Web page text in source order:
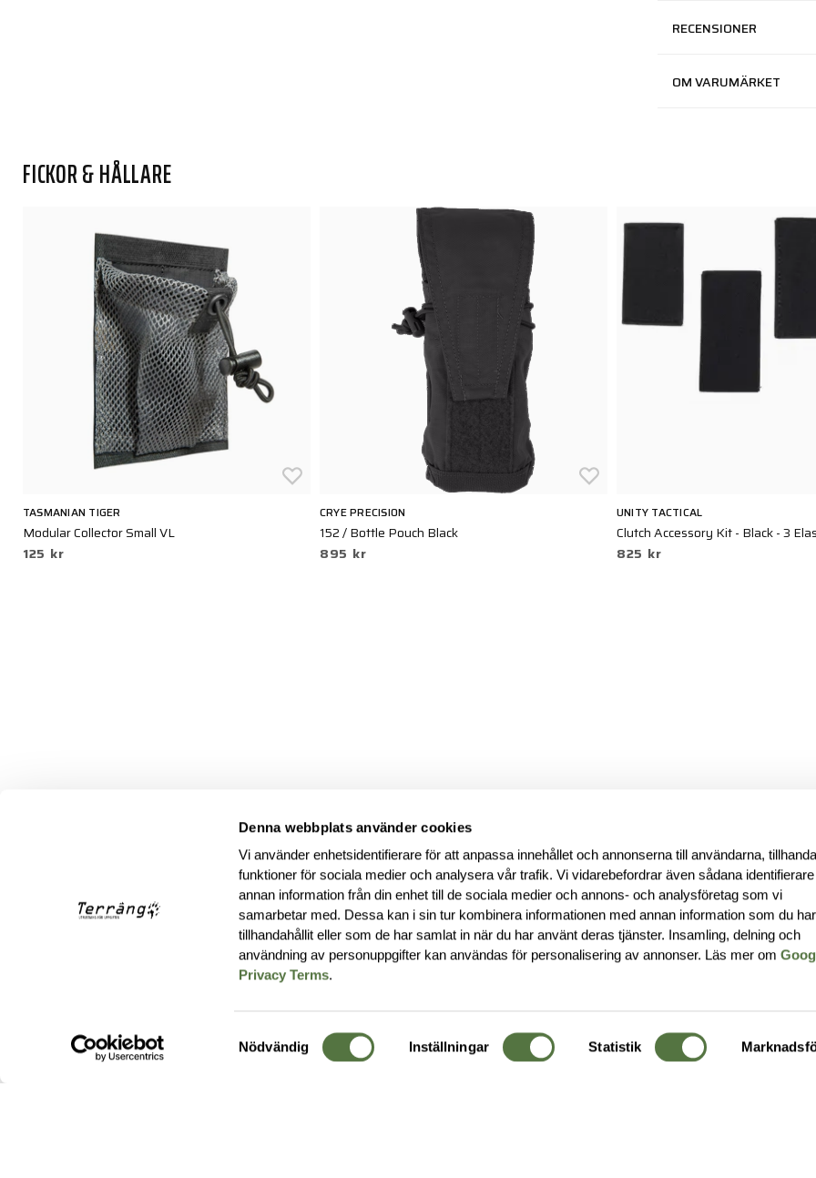
Denna webbplats använder cookies
Vi använder enhetsidentifierare för att anpassa innehållet och annonserna till användarna,
funktioner för sociala medier och analysera vår trafik. Vi vidarebefordrar även sådana
annan information från din enhet till de sociala medier och annons- och analysföretag som vi
samarbetar med. Dessa kan i sin tur kombinera informationen med annan information som du har
tillhandahållit eller som de har samlat in när du har använt deras tjänster. Insamling, delning och
användning av personuppgifter kan användas för personalisering av annonser. Läs mer om
Privacy Terms.
Samtyckesval
Nödvändig Inställningar Statistik
RECENSIONER
OM VARUMÄRKET
FICKOR & HÅLLARE
TASMANIAN TIGER
Modular Collector Small VL
125 kr
CRYE PRECISION
152 / Bottle Pouch Black
895 kr
UNITY TACTICAL
Clutch Accessory Kit - Black - 3
825 kr